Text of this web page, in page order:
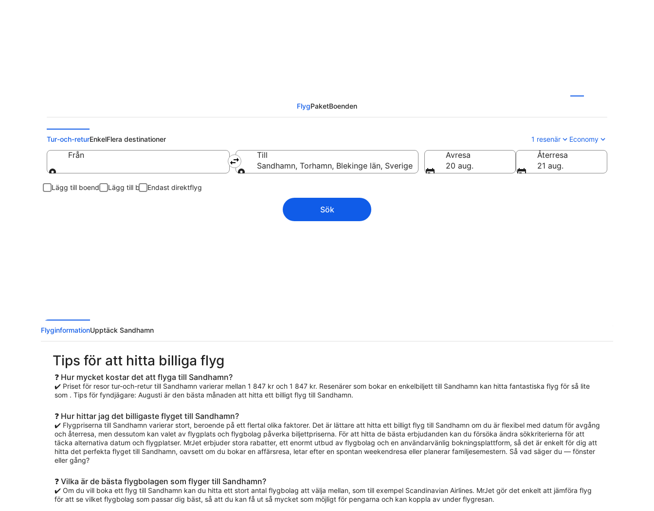
FlygPaketBoenden
Tur-och-returEnkelFlera destinationer 1 resenär Economy
Från
Till
Sandhamn, Torhamn, Blekinge län, Sverige
Avresa
20 aug.
Återresa
21 aug.
Lägg till boende Lägg till bil Endast direktflyg
Sök
FlyginformationUpptäck Sandhamn
Tips för att hitta billiga flyg
❓ Hur mycket kostar det att flyga till Sandhamn?
✔️ Priset för resor tur-och-retur till Sandhamn varierar mellan 1 847 kr och 1 847 kr. Resenärer som bokar en enkelbiljett till Sandhamn kan hitta fantastiska flyg för så lite
som . Tips för fyndjägare: Augusti är den bästa månaden att hitta ett billigt flyg till Sandhamn.
❓ Hur hittar jag det billigaste flyget till Sandhamn?
✔️ Flygpriserna till Sandhamn varierar stort, beroende på ett flertal olika faktorer. Det är lättare att hitta ett billigt flyg till Sandhamn om du är flexibel med datum för avgång
och återresa, men dessutom kan valet av flygplats och flygbolag påverka biljettpriserna. För att hitta de bästa erbjudanden kan du försöka ändra sökkriterierna för att
täcka alternativa datum och flygplatser. MrJet erbjuder stora rabatter, ett enormt utbud av flygbolag och en användarvänlig bokningsplattform, så det är enkelt för dig att
hitta det perfekta flyget till Sandhamn, oavsett om du bokar en affärsresa, letar efter en spontan weekendresa eller planerar familjesemestern. Så vad säger du — fönster
eller gång?
❓ Vilka är de bästa flygbolagen som flyger till Sandhamn?
✔️ Om du vill boka ett flyg till Sandhamn kan du hitta ett stort antal flygbolag att välja mellan, som till exempel Scandinavian Airlines. MrJet gör det enkelt att jämföra flyg
för att se vilket flygbolag som passar dig bäst, så att du kan få ut så mycket som möjligt för pengarna och kan koppla av under flygresan.